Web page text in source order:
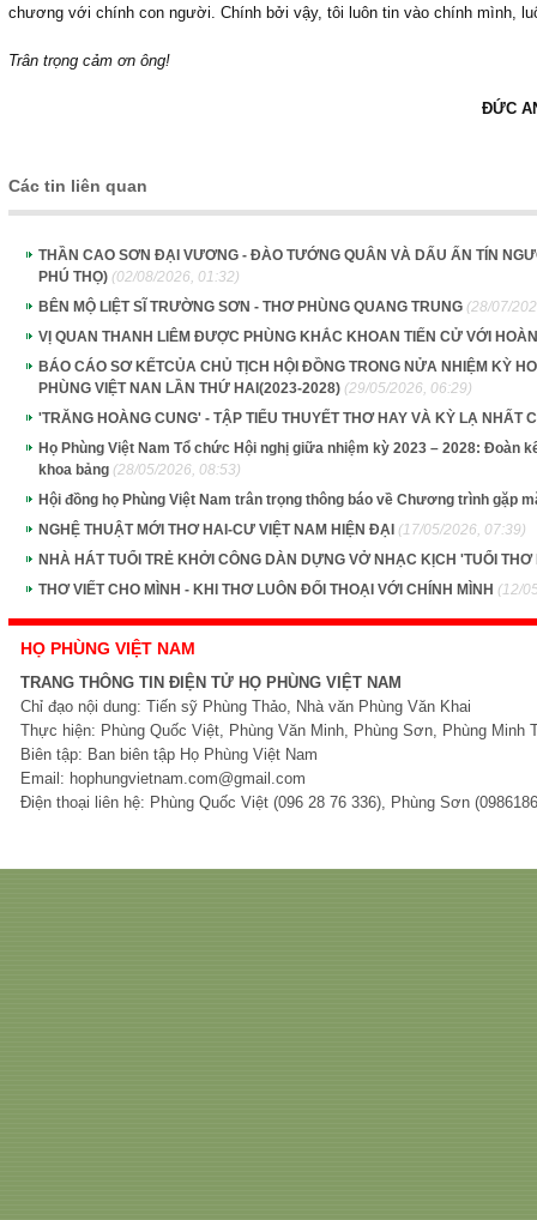
chương với chính con người. Chính bởi vậy, tôi luôn tin vào chính mình,
Trân trọng cảm ơn ông!
ĐỨC
Các tin liên quan
THẦN CAO SƠN ĐẠI VƯƠNG - ĐÀO TƯỚNG QUÂN VÀ DẤU ẤN TÍN
PHÚ THỌ) (02/08/2026, 01:32)
BÊN MỘ LIỆT SĨ TRƯỜNG SƠN - THƠ PHÙNG QUANG TRUNG (28/07/
VỊ QUAN THANH LIÊM ĐƯỢC PHÙNG KHẮC KHOAN TIẾN CỬ VỚI
BÁO CÁO SƠ KẾTCỦA CHỦ TỊCH HỘI ĐỒNG TRONG NỬA NHIỆM KỲ
PHÙNG VIỆT NAN LẦN THỨ HAI(2023-2028) (29/05/2026, 06:29)
'TRĂNG HOÀNG CUNG' - TẬP TIỂU THUYẾT THƠ HAY VÀ KỲ LẠ NHẤT
Họ Phùng Việt Nam Tổ chức Hội nghị giữa nhiệm kỳ 2023 – 2028: Đoàn
khoa bảng (28/05/2026, 08:53)
Hội đồng họ Phùng Việt Nam trân trọng thông báo về Chương trình gặp
NGHỆ THUẬT MỚI THƠ HAI-CƯ VIỆT NAM HIỆN ĐẠI (17/05/2026, 07:39)
NHÀ HÁT TUỔI TRẺ KHỞI CÔNG DÀN DỰNG VỞ NHẠC KỊCH 'TUỔI
THƠ VIẾT CHO MÌNH - KHI THƠ LUÔN ĐỐI THOẠI VỚI CHÍNH MÌNH (12/
HỌ PHÙNG VIỆT NAM
TRANG THÔNG TIN ĐIỆN TỬ HỌ PHÙNG VIỆT NAM
Chỉ đạo nội dung: Tiến sỹ Phùng Thảo, Nhà văn Phùng Văn Khai
Thực hiện: Phùng Quốc Việt, Phùng Văn Minh, Phùng Sơn, Phùng Minh
Biên tập: Ban biên tập Họ Phùng Việt Nam
Email: hophungvietnam.com@gmail.com
Điện thoại liên hệ: Phùng Quốc Việt (096 28 76 336), Phùng Sơn